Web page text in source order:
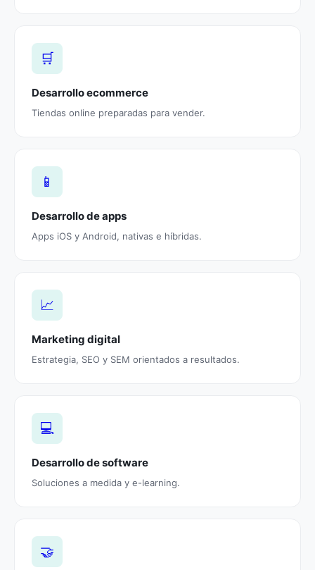
🛒
Desarrollo ecommerce
Tiendas online preparadas para vender.
📱
Desarrollo de apps
Apps iOS y Android, nativas e híbridas.
📈
Marketing digital
Estrategia, SEO y SEM orientados a resultados.
💻
Desarrollo de software
Soluciones a medida y e-learning.
🤝